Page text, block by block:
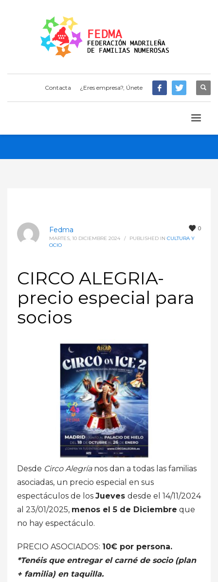
Contacta ¿Eres empresa?, Únete
0
Fedma
MARTES, 10 DICIEMBRE 2024 / PUBLISHED IN CULTURA Y
OCIO
CIRCO ALEGRIA-
precio especial para
socios
Desde Circo Alegríanos dan a todas las familias
asociadas, un precio especial en sus
espectáculos de los Jueves desde el 14/11/2024
al 23/01/2025, menos el 5 de Diciembre que
no hay espectáculo.
PRECIO ASOCIADOS: 10€ por persona.
*Tenéis que entregar el carné de socio (plan
+ familia) en taquilla.